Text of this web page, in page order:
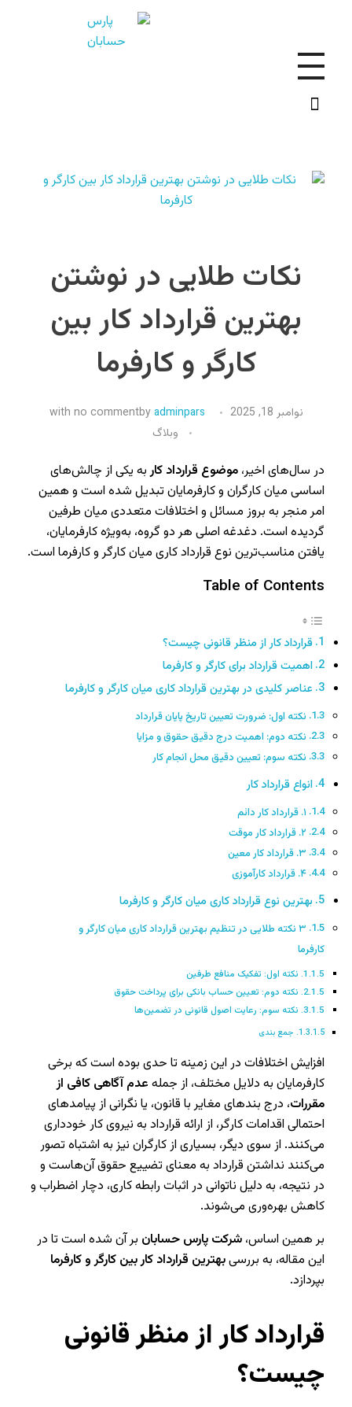
نکات طلایی در نوشتن
بهترین قرارداد کار بین
کارگر و کارفرما
نوامبر 18, 2025 by adminpars
with no comment
وبلاگ
در سال‌های اخیر، موضوع قرارداد کاربه یکی از چالش‌های
اساسی میان کارگران و کارفرمایان تبدیل شده است و همین
امر منجر به بروز مسائل و اختلافات متعددی میان طرفین
گردیده است. دغدغه اصلی هر دو گروه، به‌ویژه کارفرمایان،
یافتن مناسب‌ترین نوع قرارداد کاری میان کارگر و کارفرما است.
Table of Contents
قرارداد کار از منظر قانونی چیست؟
اهمیت قرارداد برای کارگر و کارفرما
عناصر کلیدی در بهترین قرارداد کاری میان کارگر و کارفرما
نکته اول: ضرورت تعیین تاریخ پایان قرارداد
نکته دوم: اهمیت درج دقیق حقوق و مزایا
نکته سوم: تعیین دقیق محل انجام کار
انواع قرارداد کار
۱. قرارداد کار دائم
۲. قرارداد کار موقت
۳. قرارداد کار معین
۴. قرارداد کارآموزی
بهترین نوع قرارداد کاری میان کارگر و کارفرما
۳ نکته طلایی در تنظیم بهترین قرارداد کاری میان کارگر و
کارفرما
نکته اول: تفکیک منافع طرفین
نکته دوم: تعیین حساب بانکی برای پرداخت حقوق
نکته سوم: رعایت اصول قانونی در تضمین‌ها
جمع بندی
افزایش اختلافات در این زمینه تا حدی بوده است که برخی
کارفرمایان به دلایل مختلف، از جمله عدم آگاهی کافی از
مقررات، درج بندهای مغایر با قانون، یا نگرانی از پیامدهای
احتمالی اقدامات کارگر، از ارائه قرارداد به نیروی کار خودداری
می‌کنند. از سوی دیگر، بسیاری از کارگران نیز به اشتباه تصور
می‌کنند نداشتن قرارداد به معنای تضییع حقوق آن‌هاست و
در نتیجه، به دلیل ناتوانی در اثبات رابطه کاری، دچار اضطراب و
کاهش بهره‌وری می‌شوند.
بر همین اساس، شرکت پارس حسابان بر آن شده است تا در
این مقاله، به بررسیبهترین قرارداد کار بین کارگر و کارفرما
بپردازد.
قرارداد کار از منظر قانونی
چیست؟